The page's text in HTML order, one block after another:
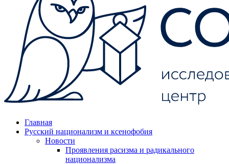
Главная
Русский национализм и ксенофобия
Новости
Проявления расизма и радикального
национализма